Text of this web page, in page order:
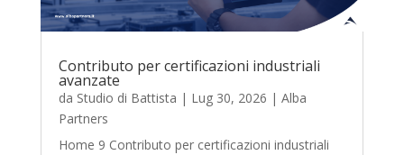
Contributo per certificazioni industriali
avanzate
da Studio di Battista | Lug 30, 2026 | Alba
Partners
Home 9 Contributo per certificazioni industriali